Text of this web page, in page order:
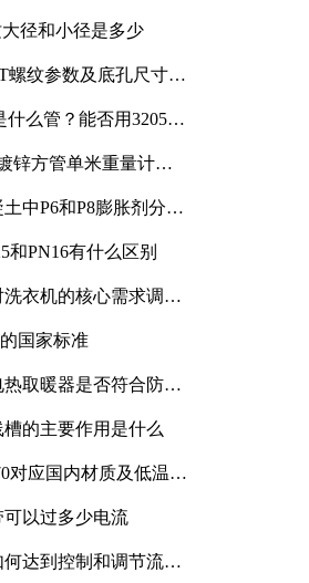
径和小径是多少
螺纹参数及底孔尺寸详
什么管？能否用3205或
锌方管单米重量计算
中P6和P8膨胀剂分别
和PN16有什么区别
衣机的核心需求调研
国家标准
取暖器是否符合防爆
槽的主要作用是什么
对应国内材质及低温冲
以过多少电流
达到控制和调节流量